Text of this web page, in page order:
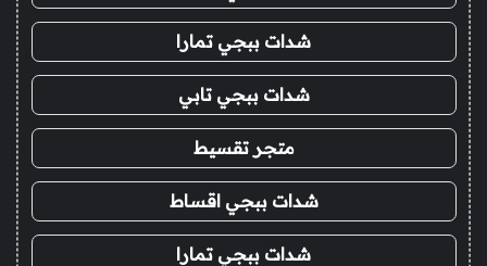
شدات ببجي تمارا
شدات ببجي تابي
متجر تقسيط
شدات ببجي اقساط
شدات ببجي تمارا